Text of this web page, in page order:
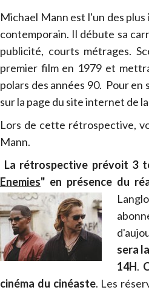
Michael Mann est l'un des
contemporain. Il débute sa
publicité, courts métrages.
premier film en 1979 et
polars des années 90. Pour
sur la page du site internet de
Lors de cette rétrospective,
Mann.
La rétrospective prévoit 3
Enemies" en présence du
sera
14H.
cinéma du cinéaste. Les